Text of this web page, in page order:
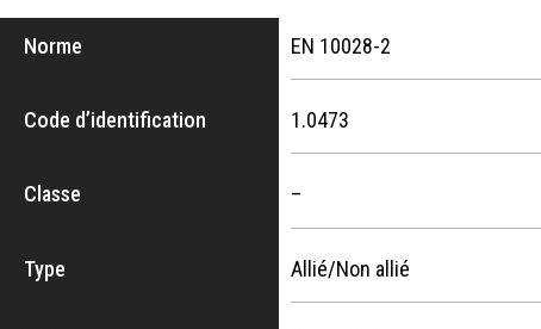
Norme EN 10028-2
Code d’identification 1.0473
Classe –
Type Allié/Non allié